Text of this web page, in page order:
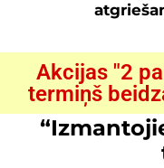
Akcijas "2
termiņš